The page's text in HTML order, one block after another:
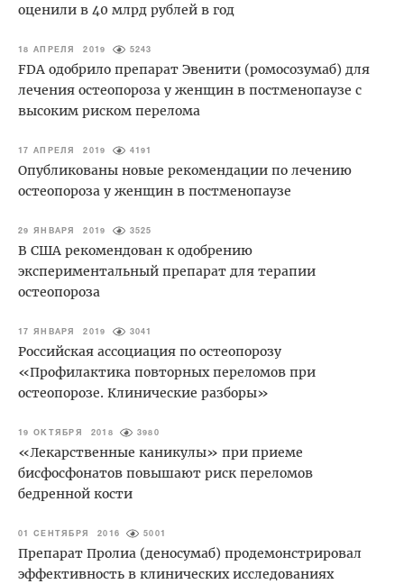
оценили в 40 млрд рублей в год
18 АПРЕЛЯ 2019 5243
FDA одобрило препарат Эвенити (ромосозумаб) для
лечения остеопороза у женщин в постменопаузе с
высоким риском перелома
17 АПРЕЛЯ 2019 4191
Опубликованы новые рекомендации по лечению
остеопороза у женщин в постменопаузе
29 ЯНВАРЯ 2019 3525
В США рекомендован к одобрению
экспериментальный препарат для терапии
остеопороза
17 ЯНВАРЯ 2019 3041
Российская ассоциация по остеопорозу
«Профилактика повторных переломов при
остеопорозе. Клинические разборы»
19 ОКТЯБРЯ 2018 3980
«Лекарственные каникулы» при приеме
бисфосфонатов повышают риск переломов
бедренной кости
01 СЕНТЯБРЯ 2016 5001
Препарат Пролиа (деносумаб) продемонстрировал
эффективность в клинических исследованиях